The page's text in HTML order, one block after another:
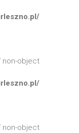
non-object
non-object